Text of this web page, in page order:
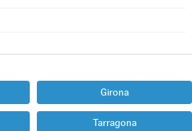
Girona
Tarragona